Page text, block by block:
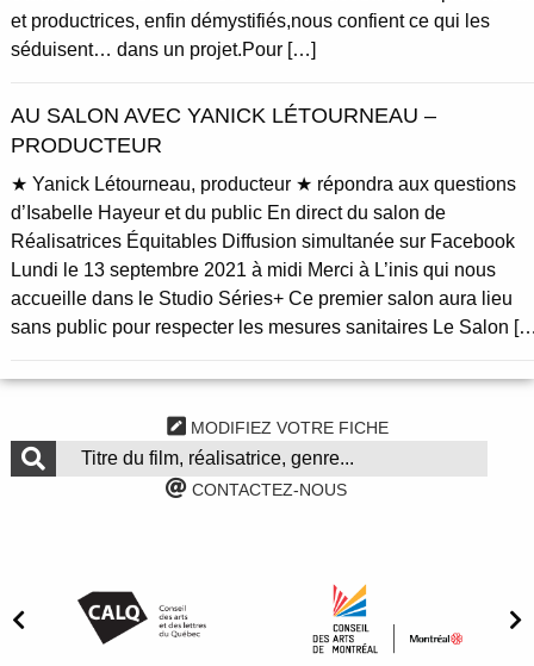
et productrices, enfin démystifiés,nous confient ce qui les
séduisent… dans un projet.Pour […]
AU SALON AVEC YANICK LÉTOURNEAU –
PRODUCTEUR
★ Yanick Létourneau, producteur ★ répondra aux questions
d’Isabelle Hayeur et du public En direct du salon de
Réalisatrices Équitables Diffusion simultanée sur Facebook
Lundi le 13 septembre 2021 à midi Merci à L’inis qui nous
accueille dans le Studio Séries+ Ce premier salon aura lieu
sans public pour respecter les mesures sanitaires Le Salon
MODIFIEZ VOTRE FICHE
CONTACTEZ-NOUS